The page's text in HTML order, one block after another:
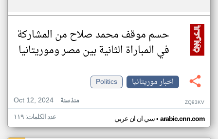
حسم موقف محمد صلاح من المشاركة
في المباراة الثانية بين مصر وموريتانيا
اخبار موريتانيا
Politics
Oct 12, 2024
منذ سنة ZQ93KV
سي ان ان عربي• arabic.cnn.com عدد الكلمات: ١١٩